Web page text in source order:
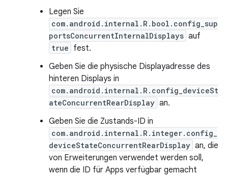
Legen Sie
com.android.internal.R.bool.config_sup
portsConcurrentInternalDisplays auf
true fest.
Geben Sie die physische Displayadresse des
hinteren Displays in
com.android.internal.R.config_deviceSt
ateConcurrentRearDisplay an.
Geben Sie die Zustands-ID in
com.android.internal.R.integer.config_
deviceStateConcurrentRearDisplay an, die
von Erweiterungen verwendet werden soll,
wenn die ID für Apps verfügbar gemacht